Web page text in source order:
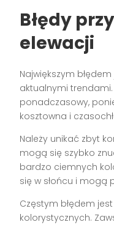
Błędy
elewacji
Największym
aktualnymi trendami.
ponadczasowy,
kosztowna i
Należy unikać zbyt
mogą się szybko
bardzo ciemnych
się w słońcu i mogą
Częstym błędem
kolorystycznych.